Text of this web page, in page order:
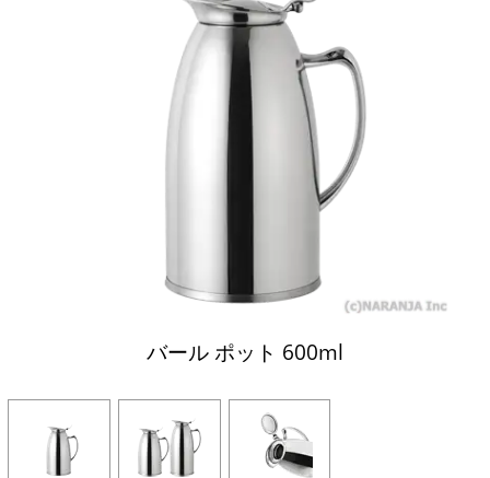
バール ポット 600ml